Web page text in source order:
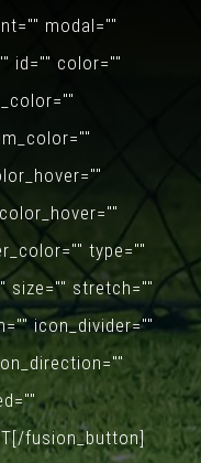
modal=""
id="" color=""
type=""
size="" stretch=""
icon_divider=""
fusion_button]